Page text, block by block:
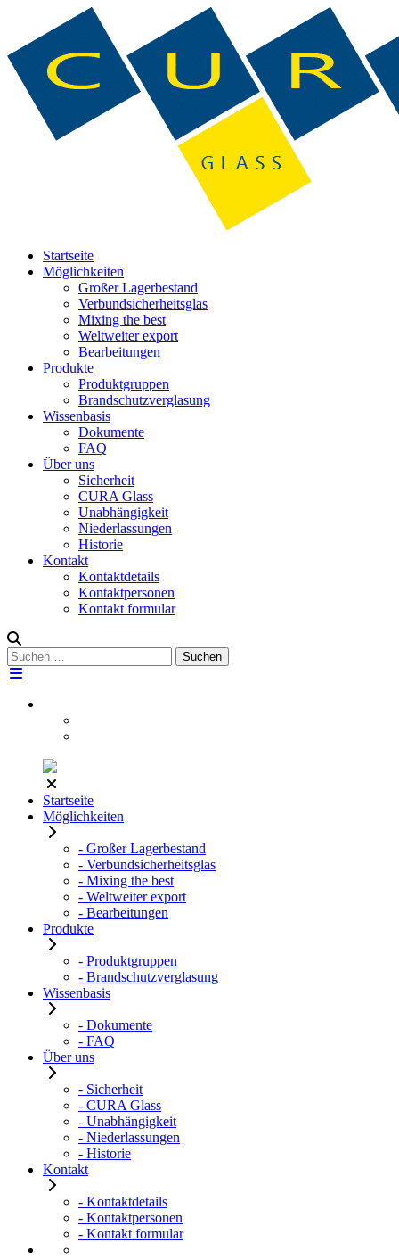
Startseite
Möglichkeiten
Großer Lagerbestand
Verbundsicherheitsglas
Mixing the best
Weltweiter export
Bearbeitungen
Produkte
Produktgruppen
Brandschutzverglasung
Wissenbasis
Dokumente
FAQ
Über uns
Sicherheit
CURA Glass
Unabhängigkeit
Niederlassungen
Historie
Kontakt
Kontaktdetails
Kontaktpersonen
Kontakt formular
Suchen
nach:
Suchen
Startseite
Möglichkeiten
- Großer Lagerbestand
- Verbundsicherheitsglas
- Mixing the best
- Weltweiter export
- Bearbeitungen
Produkte
- Produktgruppen
- Brandschutzverglasung
Wissenbasis
- Dokumente
- FAQ
Über uns
- Sicherheit
- CURA Glass
- Unabhängigkeit
- Niederlassungen
- Historie
Kontakt
- Kontaktdetails
- Kontaktpersonen
- Kontakt formular